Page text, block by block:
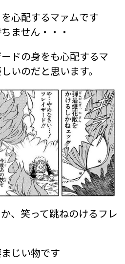
心配するマァムです
ません・・・
ドの身をも心配するマ
いのだと思います。
、笑って跳ねのけるフレ
じい物です